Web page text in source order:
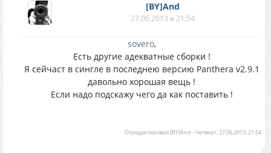
[BY]And
27.06.2013 в 21:54
sovero,
Есть другие адекватные сборки !
Я сейчаст в сингле в последнею версию Panthera v2.9.1
давольно хорошая вещь !
Если надо подскажу чего да как поставить !
Отредактировал[BY]And -Четверг, 27.06.2013, 21:54